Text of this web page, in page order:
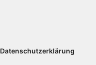
Datenschutzerklärung